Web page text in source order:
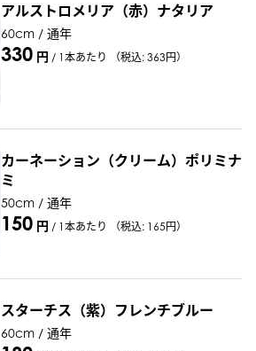
アルストロメリア（赤）ナタリア
60cm / 通年
330 円 / 1本あたり （税込: 363円）
カーネーション（クリーム）ポリミナ
ミ
50cm / 通年
150 円 / 1本あたり （税込: 165円）
スターチス（紫）フレンチブルー
60cm / 通年